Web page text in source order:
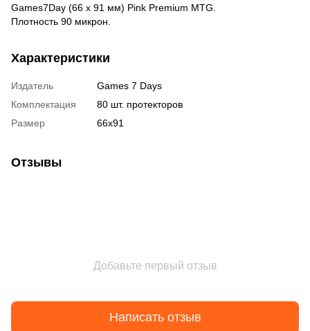
Games7Day (66 x 91 мм) Pink Premium MTG.
Плотность 90 микрон.
Характеристики
Издатель
Games 7 Days
Комплектация
80 шт. протекторов
Размер
66x91
Отзывы
Добавьте первый отзыв
Написать отзыв